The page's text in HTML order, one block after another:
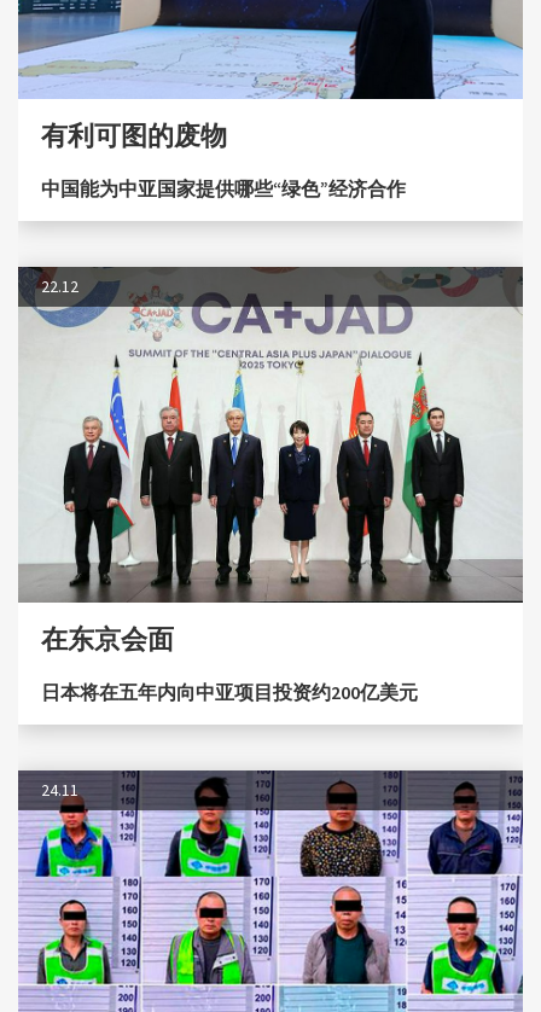
有利可图的废物
中国能为中亚国家提供哪些“绿色”经济合作
22.12
在东京会面
日本将在五年内向中亚项目投资约200亿美元
24.11